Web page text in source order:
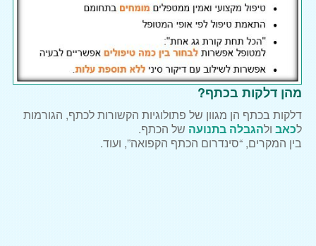
מטופלים מספרים
מאמרים
הסתיידות בכתף
קרע בכתף
צור קשר
מהן דלקות בכתף?
דלקות בכתף הן מגוון של פתולוגיות הקשורות לכתף, הגורמות
לכאב ולהגבלה בתנועה של הכתף.
בין המקרים, “סינדרום הכתף הקפואה”, ועוד.